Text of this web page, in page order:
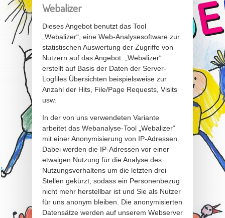
Webalizer
Dieses Angebot benutzt das Tool
„Webalizer“, eine Web-Analysesoftware zur
statistischen Auswertung der Zugriffe von
Nutzern auf das Angebot. „Webalizer“
erstellt auf Basis der Daten der Server-
Logfiles Übersichten beispielsweise zur
Anzahl der Hits, File/Page Requests, Visits
usw.
In der von uns verwendeten Variante
arbeitet das Webanalyse-Tool „Webalizer“
mit einer Anonymisierung von IP-Adressen.
Dabei werden die IP-Adressen vor einer
etwaigen Nutzung für die Analyse des
Nutzungsverhaltens um die letzten drei
Stellen gekürzt, sodass ein Personenbezug
nicht mehr herstellbar ist und Sie als Nutzer
für uns anonym bleiben. Die anonymisierten
Datensätze werden auf unserem Webserver